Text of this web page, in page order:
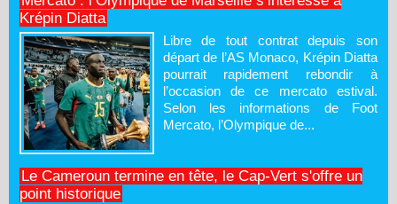
Krépin Diatta
Libre de tout contrat depuis son
départ de l’AS Monaco, Krépin Diatta
pourrait rapidement rebondir à
l’occasion de ce mercato estival.
Selon les informations de Foot
Mercato, l’Olympique de...
Le Cameroun termine en tête, le Cap-Vert s'offre un
point historique